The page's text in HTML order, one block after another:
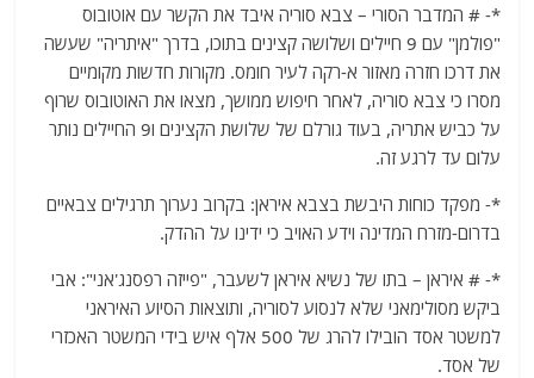
*- # המדבר הסורי – צבא סוריה איבד את הקשר עם אוטובוס
"פולמן" עם 9 חיילים ושלושה קצינים בתוכו, בדרך "איתריה" שעשה
את דרכו חזרה מאזור א-רקה לעיר חומס. מקורות חדשות מקומיים
מסרו כי צבא סוריה, לאחר חיפוש ממושך, מצאו את האוטובוס שרוף
על כביש אתריה, בעוד גורלם של שלושת הקצינים ו9 החיילים נותר
עלום עד לרגע זה.
*- מפקד כוחות היבשת בצבא איראן: בקרוב נערוך תרגילים צבאיים
בדרום-מזרח המדינה וידע האויב כי ידינו על ההדק.
*- # איראן – בתו של נשיא איראן לשעבר, "פייזה רפסנג'אני": אבי
ביקש מסולימאני שלא לנסוע לסוריה, ותוצאות הסיוע האיראני
למשטר אסד הובילו להרג של 500 אלף איש בידי המשטר האכזרי
של אסד.